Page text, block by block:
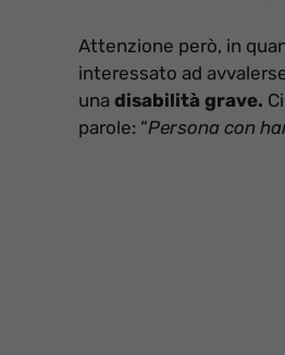
Attenzione però, in
interessato ad
una disabilità grave.
parole: “Persona con